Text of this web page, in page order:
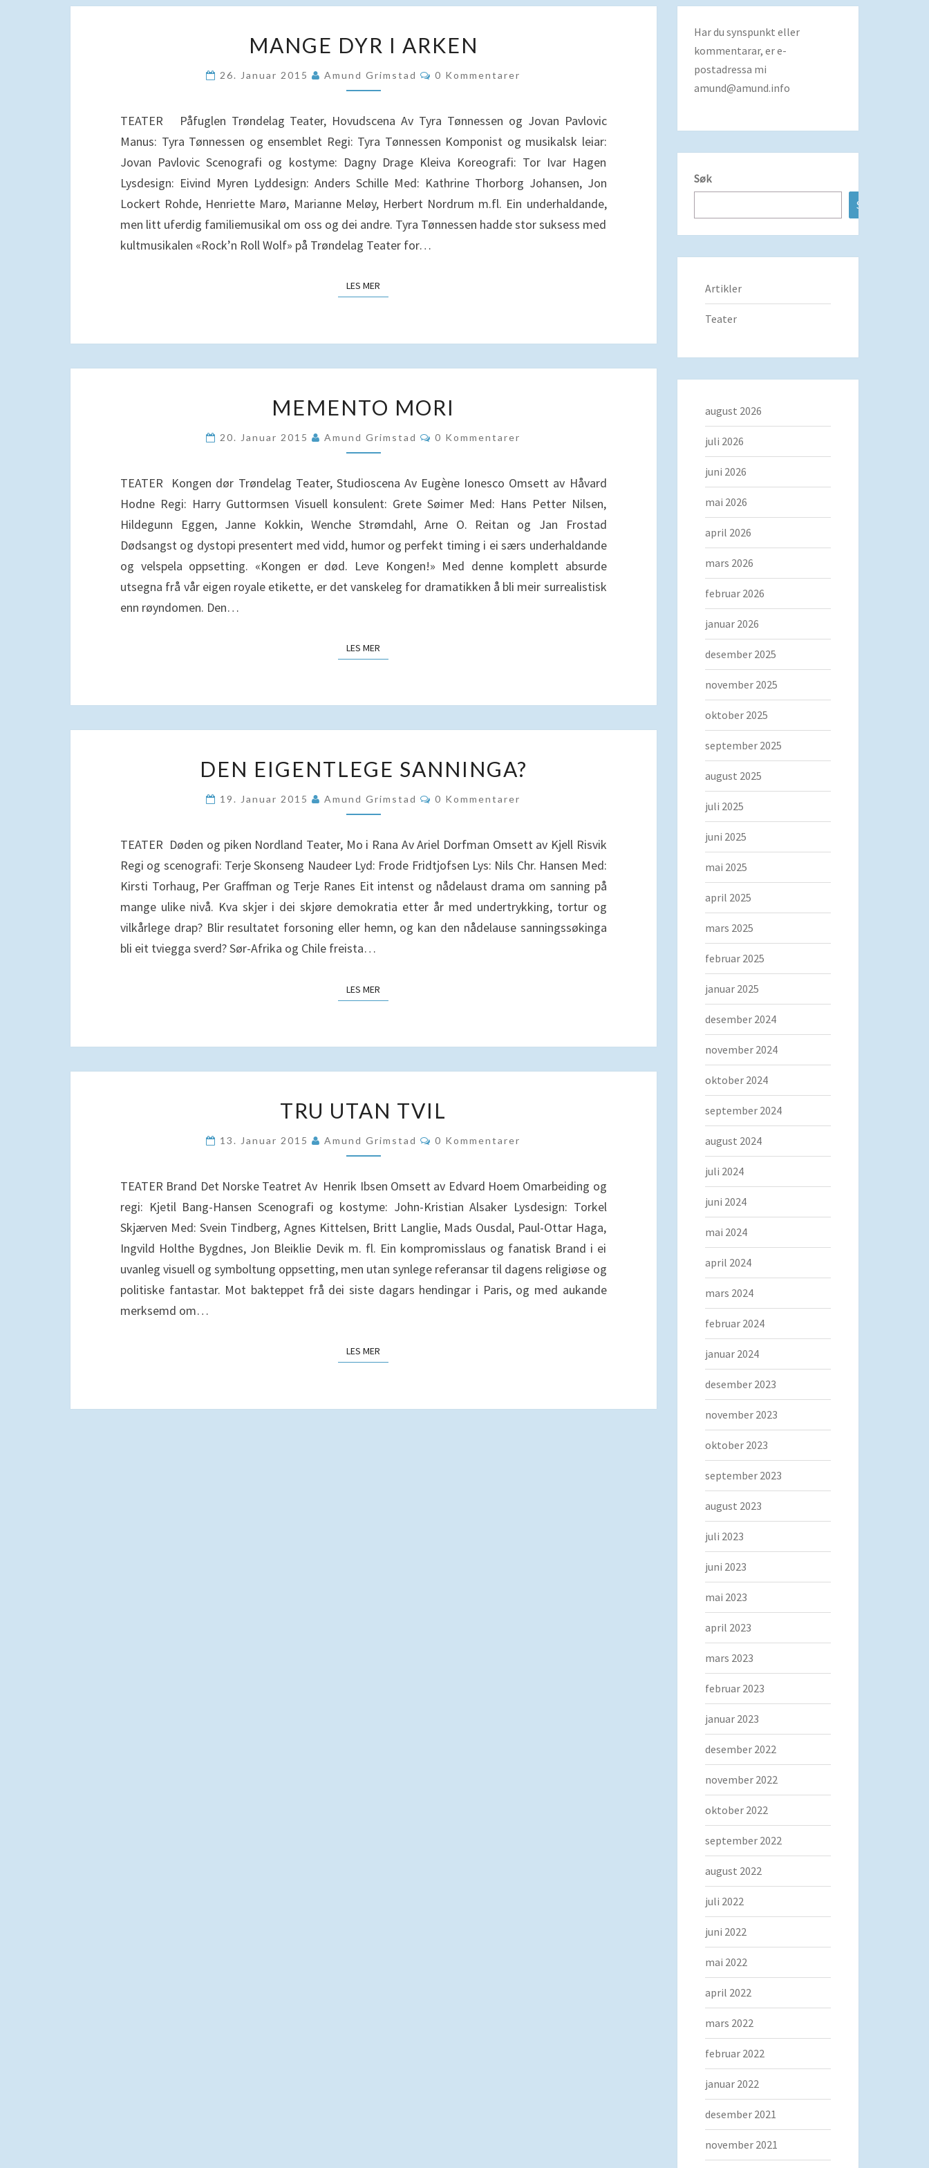
DYR
I
ARKEN
MANGE DYR I ARKEN
26. Januar 2015 Amund Grimstad Kommentarer
0 Kommentarer
TEATER Påfuglen Trøndelag Teater, Hovudscena Av Tyra Tønnessen og Jovan Pavlovic
Manus: Tyra Tønnessen og ensemblet Regi: Tyra Tønnessen Komponist og musikalsk leiar:
Jovan Pavlovic Scenografi og kostyme: Dagny Drage Kleiva Koreografi: Tor Ivar Hagen
Lysdesign: Eivind Myren Lyddesign: Anders Schille Med: Kathrine Thorborg Johansen, Jon
Lockert Rohde, Henriette Marø, Marianne Meløy, Herbert Nordrum m.fl. Ein underhaldande,
men litt uferdig familiemusikal om oss og dei andre. Tyra Tønnessen hadde stor suksess med
kultmusikalen «Rock’n Roll Wolf» på Trøndelag Teater for…
LES MER
MORI
MEMENTO MORI
20. Januar 2015 Amund Grimstad Kommentarer
0 Kommentarer
TEATER Kongen dør Trøndelag Teater, Studioscena Av Eugène Ionesco Omsett av Håvard
Hodne Regi: Harry Guttormsen Visuell konsulent: Grete Søimer Med: Hans Petter Nilsen,
Hildegunn Eggen, Janne Kokkin, Wenche Strømdahl, Arne O. Reitan og Jan Frostad
Dødsangst og dystopi presentert med vidd, humor og perfekt timing i ei særs underhaldande
og velspela oppsetting. «Kongen er død. Leve Kongen!» Med denne komplett absurde
utsegna frå vår eigen royale etikette, er det vanskeleg for dramatikken å bli meir surrealistisk
enn røyndomen. Den…
LES MER
EIGENTLEGE
SANNINGA?
DEN EIGENTLEGE SANNINGA?
19. Januar 2015 Amund Grimstad Kommentarer
0 Kommentarer
TEATER Døden og piken Nordland Teater, Mo i Rana Av Ariel Dorfman Omsett av Kjell Risvik
Regi og scenografi: Terje Skonseng Naudeer Lyd: Frode Fridtjofsen Lys: Nils Chr. Hansen Med:
Kirsti Torhaug, Per Graffman og Terje Ranes Eit intenst og nådelaust drama om sanning på
mange ulike nivå. Kva skjer i dei skjøre demokratia etter år med undertrykking, tortur og
vilkårlege drap? Blir resultatet forsoning eller hemn, og kan den nådelause sanningssøkinga
bli eit tviegga sverd? Sør-Afrika og Chile freista…
LES MER
UTAN
TVIL
TRU UTAN TVIL
13. Januar 2015 Amund Grimstad Kommentarer
0 Kommentarer
TEATER Brand Det Norske Teatret Av Henrik Ibsen Omsett av Edvard Hoem Omarbeiding og
regi: Kjetil Bang-Hansen Scenografi og kostyme: John-Kristian Alsaker Lysdesign: Torkel
Skjærven Med: Svein Tindberg, Agnes Kittelsen, Britt Langlie, Mads Ousdal, Paul-Ottar Haga,
Ingvild Holthe Bygdnes, Jon Bleiklie Devik m. fl. Ein kompromisslaus og fanatisk Brand i ei
uvanleg visuell og symboltung oppsetting, men utan synlege referansar til dagens religiøse og
politiske fantastar. Mot bakteppet frå dei siste dagars hendingar i Paris, og med aukande
merksemd om…
LES MER
Har du synspunkt eller
kommentarar, er e-
postadressa mi
amund@amund.info
Søk
Søk
Artikler
Teater
august 2026
juli 2026
juni 2026
mai 2026
april 2026
mars 2026
februar 2026
januar 2026
desember 2025
november 2025
oktober 2025
september 2025
august 2025
juli 2025
juni 2025
mai 2025
april 2025
mars 2025
februar 2025
januar 2025
desember 2024
november 2024
oktober 2024
september 2024
august 2024
juli 2024
juni 2024
mai 2024
april 2024
mars 2024
februar 2024
januar 2024
desember 2023
november 2023
oktober 2023
september 2023
august 2023
juli 2023
juni 2023
mai 2023
april 2023
mars 2023
februar 2023
januar 2023
desember 2022
november 2022
oktober 2022
september 2022
august 2022
juli 2022
juni 2022
mai 2022
april 2022
mars 2022
februar 2022
januar 2022
desember 2021
november 2021